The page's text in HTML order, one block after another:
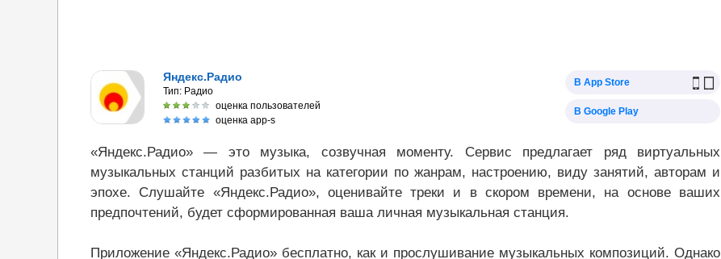
Яндекс.Радио
Тип: Радио
оценка пользователей
оценка app-s
В App Store
В Google Play
«Яндекс.Радио» — это музыка, созвучная моменту. Сервис предлагает ряд виртуальных
музыкальных станций разбитых на категории по жанрам, настроению, виду занятий, авторам и
эпохе. Слушайте «Яндекс.Радио», оценивайте треки и в скором времени, на основе ваших
предпочтений, будет сформированная ваша личная музыкальная станция.
Приложение «Яндекс.Радио» бесплатно, как и прослушивание музыкальных композиций. Однако